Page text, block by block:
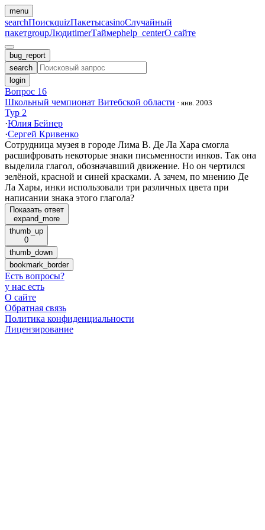
menu
searchПоискquizПакетыcasinoСлучайный
пакетgroupЛюдиtimerТаймерhelp_centerО сайте
bug_report
search
login
Вопрос 16
Школьный чемпионат Витебской области · янв. 2003
Тур 2
·Юлия Бейнер
·Сергей Кривенко
Сотрудница музея в городе Лима В. Де Ла Хара смогла
расшифровать некоторые знаки письменности инков. Так она
выделила глагол, обозначавший движение. Но он чертился
зелёной, красной и синей красками. А зачем, по мнению Де
Ла Хары, инки использовали три различных цвета при
написании знака этого глагола?
Показать ответ
expand_more
thumb_up
0
thumb_down
bookmark_border
Есть вопросы?
у нас есть
О сайте
Обратная связь
Политика конфиденциальности
Лицензирование